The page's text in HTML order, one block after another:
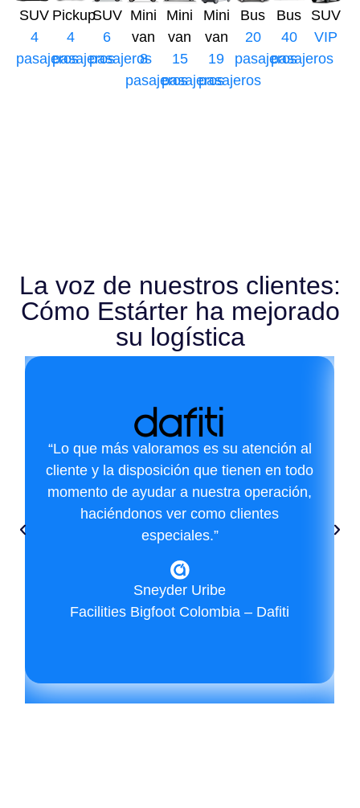
SUV
4
pasajeros
Pickup
4
pasajeros
SUV
6
pasajeros
Mini
van
8
pasajeros
Mini
van
15
pasajeros
Mini
van
19
pasajeros
Bus
20
pasajeros
Bus
40
pasajeros
SUV
VIP
La voz de nuestros clientes:
Cómo Estárter ha mejorado
su logística
“Lo que más valoramos es su atención al
cliente y la disposición que tienen en todo
momento de ayudar a nuestra operación,
haciéndonos ver como clientes
especiales.”
Sneyder Uribe
Facilities Bigfoot Colombia – Dafiti